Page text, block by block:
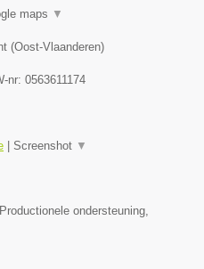
maps ▼
(Oost-Vlaanderen)
nr: 0563611174
Screenshot ▼
ondersteuning,